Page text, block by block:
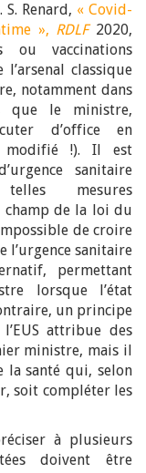
Renard, « Covid-
», RDLF2020,
ou vaccinations
classique
notamment dans
que le ministre,
d’office en
modifié !). Il est
sanitaire
mesures
de la loi du
de croire
l’urgence sanitaire
permettant
lorsque l’état
un principe
attribue des
ministre, mais il
la santé qui, selon
soit compléter les
à plusieurs
doivent être